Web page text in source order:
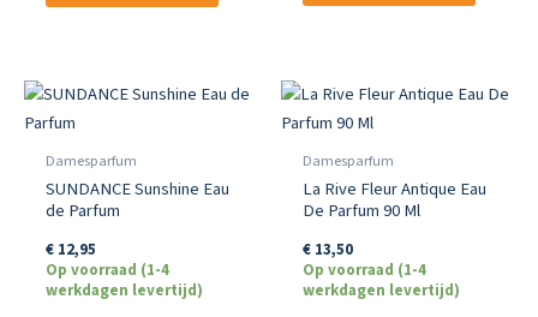
Damesparfum
SUNDANCE Sunshine Eau
de Parfum
€12,95
Op voorraad (1-4
werkdagen levertijd)
Damesparfum
La Rive Fleur Antique Eau
De Parfum 90 Ml
€13,50
Op voorraad (1-4
werkdagen levertijd)